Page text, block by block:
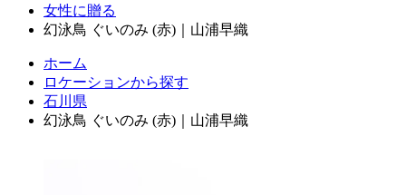
女性に贈る
幻泳鳥 ぐいのみ (赤)｜山浦早織
ホーム
ロケーションから探す
石川県
幻泳鳥 ぐいのみ (赤)｜山浦早織